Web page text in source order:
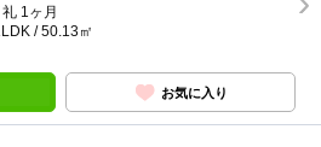
1ヶ月
/ 50.13㎡
お気に入り